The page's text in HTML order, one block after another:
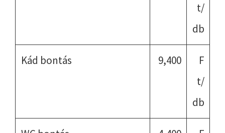
t/
db
Kád bontás 9,400
F
t/
db